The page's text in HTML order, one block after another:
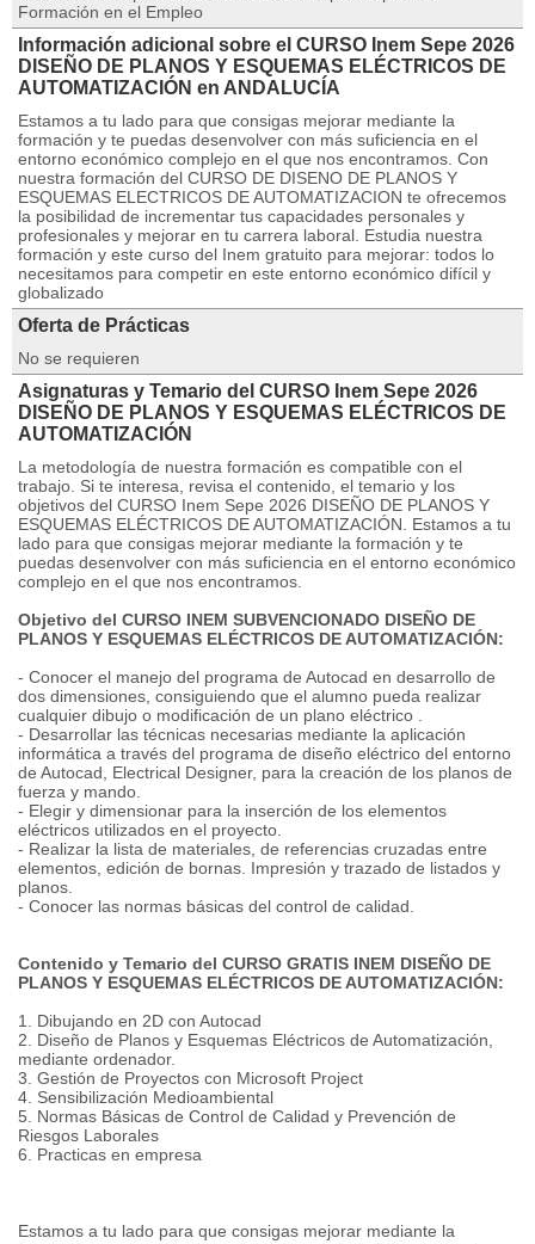
Formación en el Empleo
Información adicional sobre el CURSO Inem Sepe 2026
DISEÑO DE PLANOS Y ESQUEMAS ELÉCTRICOS DE
AUTOMATIZACIÓN en ANDALUCÍA
Estamos a tu lado para que consigas mejorar mediante la
formación y te puedas desenvolver con más suficiencia en el
entorno económico complejo en el que nos encontramos. Con
nuestra formación del CURSO DE DISENO DE PLANOS Y
ESQUEMAS ELECTRICOS DE AUTOMATIZACION te ofrecemos
la posibilidad de incrementar tus capacidades personales y
profesionales y mejorar en tu carrera laboral. Estudia nuestra
formación y este curso del Inem gratuito para mejorar: todos lo
necesitamos para competir en este entorno económico difícil y
globalizado
Oferta de Prácticas
No se requieren
Asignaturas y Temario del CURSO Inem Sepe 2026
DISEÑO DE PLANOS Y ESQUEMAS ELÉCTRICOS DE
AUTOMATIZACIÓN
La metodología de nuestra formación es compatible con el
trabajo. Si te interesa, revisa el contenido, el temario y los
objetivos del CURSO Inem Sepe 2026 DISEÑO DE PLANOS Y
ESQUEMAS ELÉCTRICOS DE AUTOMATIZACIÓN. Estamos a tu
lado para que consigas mejorar mediante la formación y te
puedas desenvolver con más suficiencia en el entorno económico
complejo en el que nos encontramos.
Objetivo del CURSO INEM SUBVENCIONADO DISEÑO DE
PLANOS Y ESQUEMAS ELÉCTRICOS DE AUTOMATIZACIÓN:
- Conocer el manejo del programa de Autocad en desarrollo de
dos dimensiones, consiguiendo que el alumno pueda realizar
cualquier dibujo o modificación de un plano eléctrico .
- Desarrollar las técnicas necesarias mediante la aplicación
informática a través del programa de diseño eléctrico del entorno
de Autocad, Electrical Designer, para la creación de los planos de
fuerza y mando.
- Elegir y dimensionar para la inserción de los elementos
eléctricos utilizados en el proyecto.
- Realizar la lista de materiales, de referencias cruzadas entre
elementos, edición de bornas. Impresión y trazado de listados y
planos.
- Conocer las normas básicas del control de calidad.
Contenido y Temario del CURSO GRATIS INEM DISEÑO DE
PLANOS Y ESQUEMAS ELÉCTRICOS DE AUTOMATIZACIÓN:
1. Dibujando en 2D con Autocad
2. Diseño de Planos y Esquemas Eléctricos de Automatización,
mediante ordenador.
3. Gestión de Proyectos con Microsoft Project
4. Sensibilización Medioambiental
5. Normas Básicas de Control de Calidad y Prevención de
Riesgos Laborales
6. Practicas en empresa
Estamos a tu lado para que consigas mejorar mediante la